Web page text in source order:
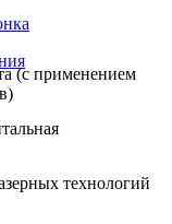
(с применением
технологий